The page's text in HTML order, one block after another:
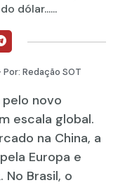
dólar......
Por: Redação SOT
novo
escala global.
na China, a
Europa e
No Brasil, o